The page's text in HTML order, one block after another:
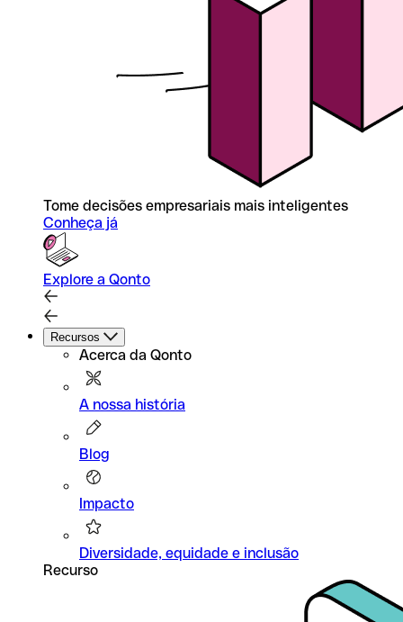
Tome decisões empresariais mais inteligentes
Conheça já
Explore a Qonto
Recursos
Acerca da Qonto
A nossa história
Blog
Impacto
Diversidade, equidade e inclusão
Recurso